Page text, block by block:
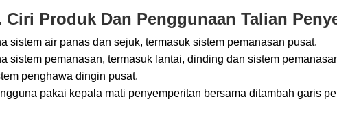
Ciri Produk Dan Penggunaan Talian
sistem air panas dan sejuk, termasuk sistem pemanasan pusat.
sistem pemanasan, termasuk lantai, dinding dan sistem
penghawa dingin pusat.
pakai kepala mati penyemperitan bersama ditambah garis